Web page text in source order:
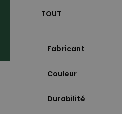
TOUT
Fabricant
Couleur
Durabilité